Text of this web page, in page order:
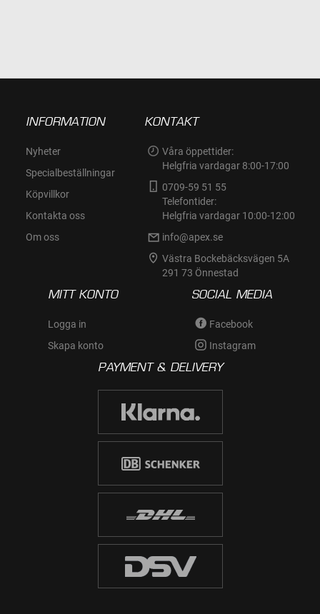
INFORMATION
Nyheter
Specialbeställningar
Köpvillkor
Kontakta oss
Om oss
KONTAKT
Våra öppettider:
Helgfria vardagar 8:00-17:00
0709-59 51 55
Telefontider:
Helgfria vardagar 10:00-12:00
info@apex.se
Västra Bockebäcksvägen 5A
291 73 Önnestad
MITT KONTO
Logga in
Skapa konto
SOCIAL MEDIA
Facebook
Instagram
PAYMENT & DELIVERY